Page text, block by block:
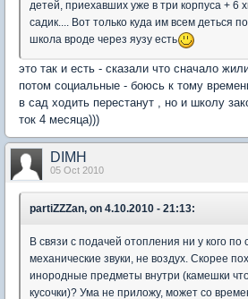
детей, приехавших уже в три корпуса + 6
садик.... Вот только куда им всем деться
школа вроде через яузу есть
это так и есть - сказали что сначало
потом социальные - боюсь к тому
в сад ходить перестанут , но и школу
ток 4 месяца)))
DIMH
05 Oct 2010
partiZZZan, on 4.10.2010 - 21:13:
В связи с подачей отопления ни у кого
механические звуки, не воздух. Скорее
инородные предметы внутри (камешки
кусочки)? Ума не приложу, может со